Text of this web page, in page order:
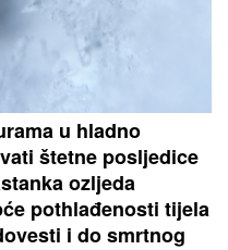
u hladno
štetne posljedice
ozljeda
pothlađenosti tijela
i do smrtnog